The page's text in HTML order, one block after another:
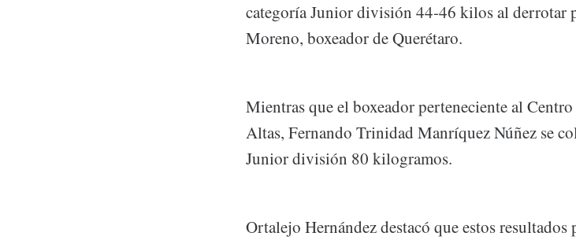
categoría Junior división 44-46 kilos al derrotar
Moreno, boxeador de Querétaro.
Mientras que el boxeador perteneciente al
Altas, Fernando Trinidad Manríquez Núñez se
Junior división 80 kilogramos.
Ortalejo Hernández destacó que estos